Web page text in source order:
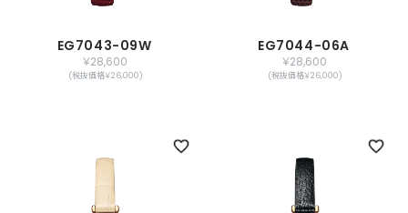
EG7043-09W
￥28,600
(税抜価格￥26,000)
EG7044-06A
￥28,600
(税抜価格￥26,000)